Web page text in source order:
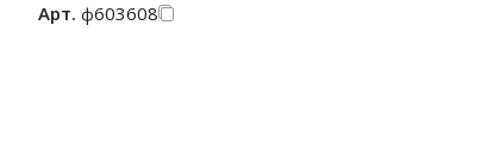
Арт. ф603608